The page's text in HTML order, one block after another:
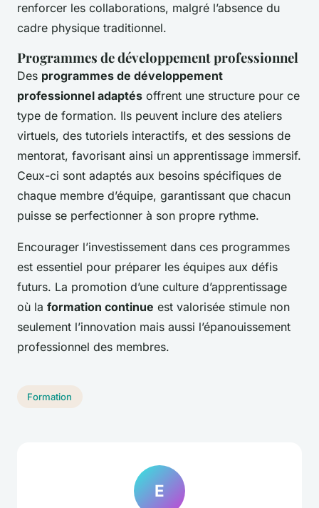
renforcer les collaborations, malgré l’absence du
cadre physique traditionnel.
Programmes de développement professionnel
Des programmes de développement
professionnel adaptés offrent une structure pour ce
type de formation. Ils peuvent inclure des ateliers
virtuels, des tutoriels interactifs, et des sessions de
mentorat, favorisant ainsi un apprentissage immersif.
Ceux-ci sont adaptés aux besoins spécifiques de
chaque membre d’équipe, garantissant que chacun
puisse se perfectionner à son propre rythme.
Encourager l’investissement dans ces programmes
est essentiel pour préparer les équipes aux défis
futurs. La promotion d’une culture d’apprentissage
où la formation continue est valorisée stimule non
seulement l’innovation mais aussi l’épanouissement
professionnel des membres.
Formation
E